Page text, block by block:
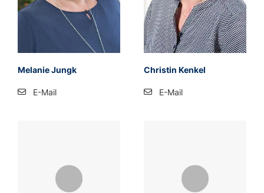
Me­la­nie Jungk
E-Mail
Chris­tin Ken­kel
E-Mail